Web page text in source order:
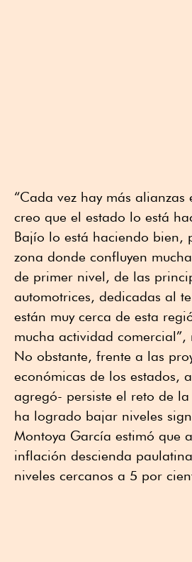
“Cada vez hay más alianzas
creo que el estado lo está
Bajío lo está haciendo bien,
zona donde confluyen
de primer nivel, de las
automotrices, dedicadas al
están muy cerca de esta
mucha actividad comercial”,
No obstante, frente a las
económicas de los estados,
agregó- persiste el reto de
ha logrado bajar niveles
Montoya García estimó que
inflación descienda
niveles cercanos a 5 por